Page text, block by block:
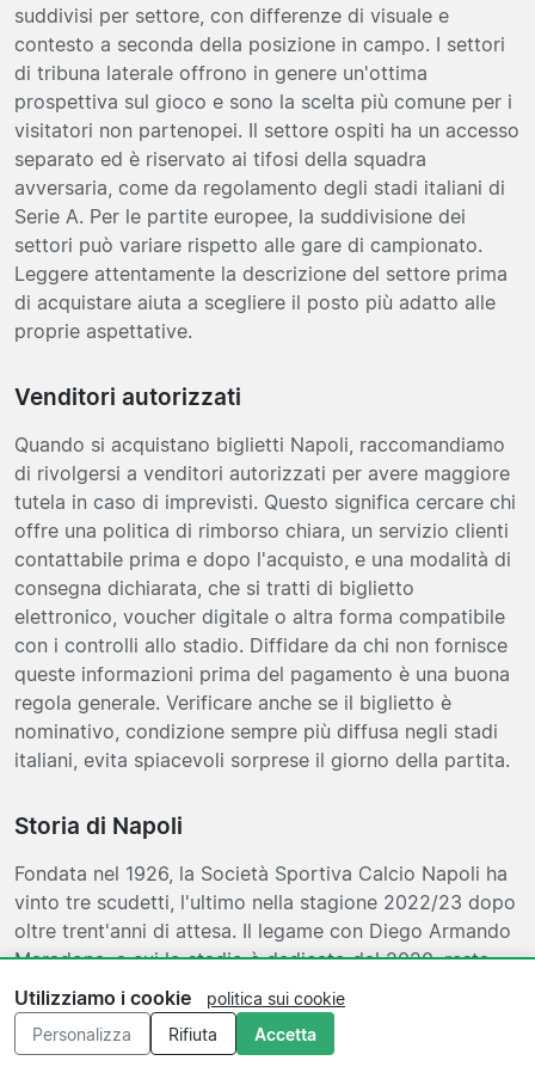
suddivisi per settore, con differenze di visuale e
contesto a seconda della posizione in campo. I settori
di tribuna laterale offrono in genere un'ottima
prospettiva sul gioco e sono la scelta più comune per i
visitatori non partenopei. Il settore ospiti ha un accesso
separato ed è riservato ai tifosi della squadra
avversaria, come da regolamento degli stadi italiani di
Serie A. Per le partite europee, la suddivisione dei
settori può variare rispetto alle gare di campionato.
Leggere attentamente la descrizione del settore prima
di acquistare aiuta a scegliere il posto più adatto alle
proprie aspettative.
Venditori autorizzati
Quando si acquistano biglietti Napoli, raccomandiamo
di rivolgersi a venditori autorizzati per avere maggiore
tutela in caso di imprevisti. Questo significa cercare chi
offre una politica di rimborso chiara, un servizio clienti
contattabile prima e dopo l'acquisto, e una modalità di
consegna dichiarata, che si tratti di biglietto
elettronico, voucher digitale o altra forma compatibile
con i controlli allo stadio. Diffidare da chi non fornisce
queste informazioni prima del pagamento è una buona
regola generale. Verificare anche se il biglietto è
nominativo, condizione sempre più diffusa negli stadi
italiani, evita spiacevoli sorprese il giorno della partita.
Storia di Napoli
Fondata nel 1926, la Società Sportiva Calcio Napoli ha
vinto tre scudetti, l'ultimo nella stagione 2022/23 dopo
oltre trent'anni di attesa. Il legame con Diego Armando
Maradona, a cui lo stadio è dedicato dal 2020, resta
parte integrante dell'identità del club: le sue stagioni a
Napoli, tra la metà degli anni Ottanta e l'inizio dei
Novanta, segnano ancora oggi il modo in cui la città
Utilizziamo i cookie
politica sui cookie
Personalizza
Rifiuta Accetta